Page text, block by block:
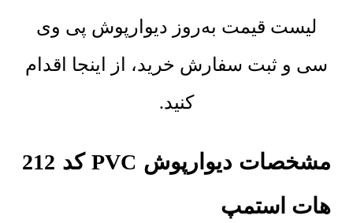
لیست قیمت به‌روز دیوارپوش پی وی
سی و ثبت سفارش خرید، از اینجا اقدام
کنید.
مشخصات دیوارپوش PVC کد 212
هات استمپ